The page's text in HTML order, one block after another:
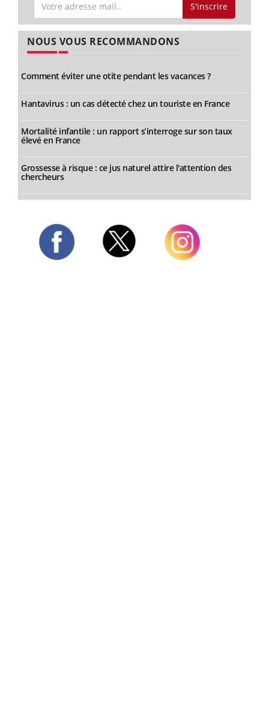
S'inscrire
NOUS VOUS RECOMMANDONS
Comment éviter une otite pendant les vacances ?
Hantavirus : un cas détecté chez un touriste en France
Mortalité infantile : un rapport s’interroge sur son taux
élevé en France
Grossesse à risque : ce jus naturel attire l'attention des
chercheurs